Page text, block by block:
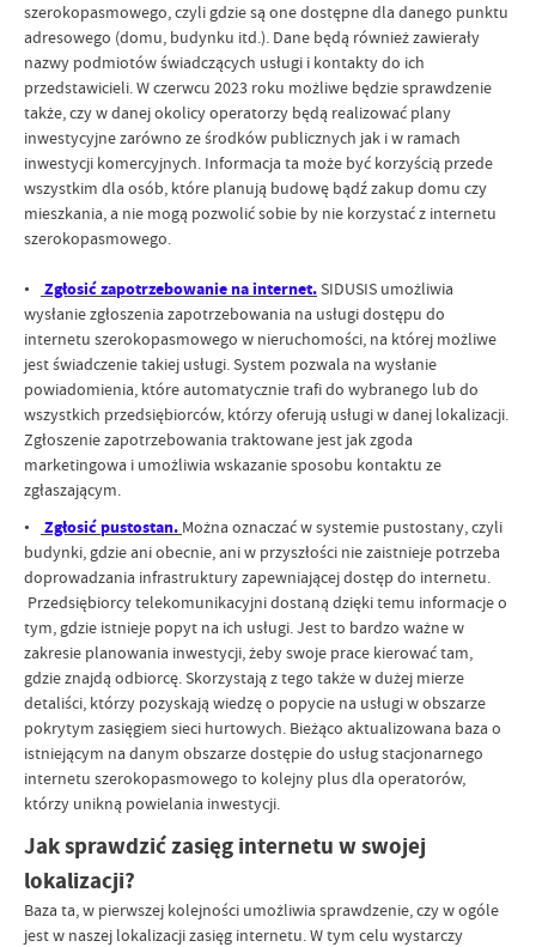
szerokopasmowego, czyli gdzie są one dostępne dla danego punktu
adresowego (domu, budynku itd.). Dane będą również zawierały
nazwy podmiotów świadczących usługi i kontakty do ich
przedstawicieli. W czerwcu 2023 roku możliwe będzie sprawdzenie
także, czy w danej okolicy operatorzy będą realizować plany
inwestycyjne zarówno ze środków publicznych jak i w ramach
inwestycji komercyjnych. Informacja ta może być korzyścią przede
wszystkim dla osób, które planują budowę bądź zakup domu czy
mieszkania, a nie mogą pozwolić sobie by nie korzystać z internetu
szerokopasmowego.
• Zgłosić zapotrzebowanie na internet.SIDUSIS umożliwia
wysłanie zgłoszenia zapotrzebowania na usługi dostępu do
internetu szerokopasmowego w nieruchomości, na której możliwe
jest świadczenie takiej usługi. System pozwala na wysłanie
powiadomienia, które automatycznie trafi do wybranego lub do
wszystkich przedsiębiorców, którzy oferują usługi w danej lokalizacji.
Zgłoszenie zapotrzebowania traktowane jest jak zgoda
marketingowa i umożliwia wskazanie sposobu kontaktu ze
zgłaszającym.
•
Zgłosić pustostan. Można oznaczać w systemie pustostany, czyli
budynki, gdzie ani obecnie, ani w przyszłości nie zaistnieje potrzeba
doprowadzania infrastruktury zapewniającej dostęp do internetu.
Przedsiębiorcy telekomunikacyjni dostaną dzięki temu informacje o
tym, gdzie istnieje popyt na ich usługi. Jest to bardzo ważne w
zakresie planowania inwestycji, żeby swoje prace kierować tam,
gdzie znajdą odbiorcę. Skorzystają z tego także w dużej mierze
detaliści, którzy pozyskają wiedzę o popycie na usługi w obszarze
pokrytym zasięgiem sieci hurtowych. Bieżąco aktualizowana baza o
istniejącym na danym obszarze dostępie do usług stacjonarnego
internetu szerokopasmowego to kolejny plus dla operatorów,
którzy unikną powielania inwestycji.
Jak sprawdzić zasięg internetu w swojej
lokalizacji?
Baza ta, w pierwszej kolejności umożliwia sprawdzenie, czy w ogóle
jest w naszej lokalizacji zasięg internetu. W tym celu wystarczy